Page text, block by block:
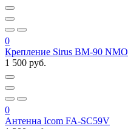
0
Крепление Sirus BM-90 NMO
1 500 руб.
0
Антенна Icom FA-SC59V